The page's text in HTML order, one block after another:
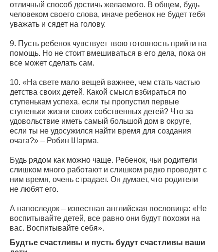
отличный способ достичь желаемого. В общем, будь
человеком своего слова, иначе ребенок не будет тебя
уважать и сядет на голову.
9. Пусть ребенок чувствует твою готовность прийти на
помощь. Но не стоит вмешиваться в его дела, пока он
все может сделать сам.
10. «На свете мало вещей важнее, чем стать частью
детства своих детей. Какой смысл взбираться по
ступенькам успеха, если ты пропустил первые
ступеньки жизни своих собственных детей? Что за
удовольствие иметь самый большой дом в округе,
если ты не удосужился найти время для создания
очага?» – Робин Шарма.
Будь рядом как можно чаще. Ребенок, чьи родители
слишком много работают и слишком редко проводят с
ним время, очень страдает. Он думает, что родители
не любят его.
А напоследок – известная английская пословица: «Не
воспитывайте детей, все равно они будут похожи на
вас. Воспитывайте себя».
Будтье счастливы и пусть будут счастливы ваши